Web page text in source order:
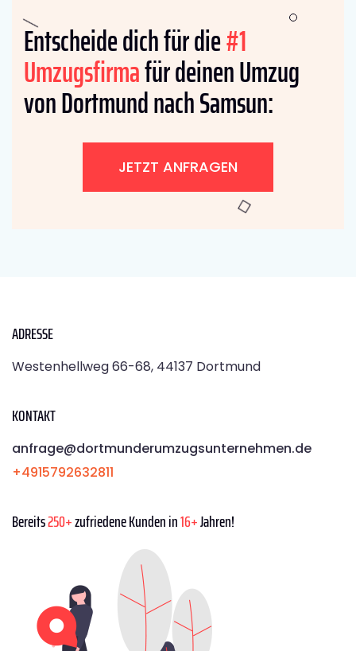
Entscheide dich für die#1
Umzugsfirmafür deinen Umzug
von Dortmund nach Samsun:
JETZT ANFRAGEN
ADRESSE
Westenhellweg 66-68, 44137 Dortmund
KONTAKT
anfrage@dortmunderumzugsunternehmen.de
+4915792632811
Bereits250+zufriedene Kunden in16+Jahren!